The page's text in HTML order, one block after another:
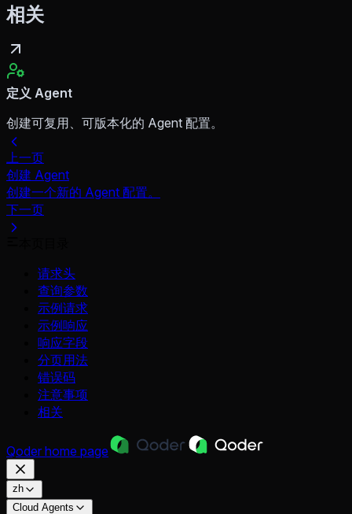
相关
定义 Agent
创建可复用、可版本化的 Agent 配置。
上一页
创建 Agent
创建一个新的 Agent 配置。
下一页
请求头
查询参数
示例请求
示例响应
响应字段
分页用法
错误码
注意事项
相关
Qoder home page
zh
Cloud Agents